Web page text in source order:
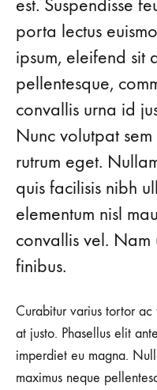
porta lectus
ipsum, eleifend sit
pellentesque,
convallis urna id
Nunc volutpat
rutrum eget.
quis facilisis nibh
elementum nisl
convallis vel. Nam
finibus.
Curabitur varius tortor ac
at justo. Phasellus elit
imperdiet eu magna.
maximus neque